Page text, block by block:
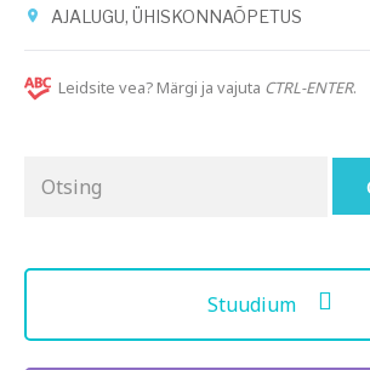
AJALUGU, ÜHISKONNAÕPETUS
Leidsite vea? Märgi ja vajuta CTRL-ENTER.
for:
Stuudium